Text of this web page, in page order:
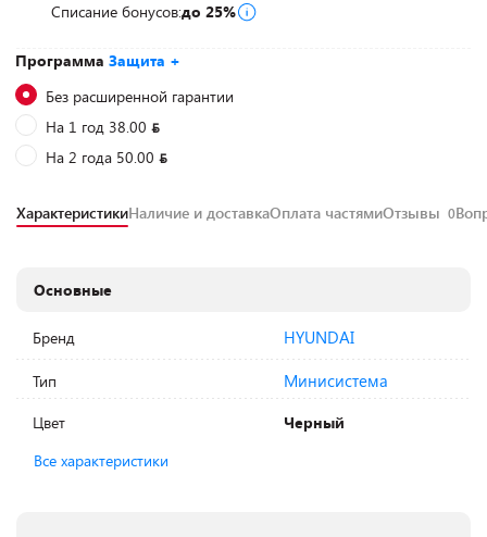
Программа Защита +
Без расширенной гарантии
На 1 год 38.00
На 2 года 50.00
Списание бонусов:до 25%
ХарактеристикиНаличие и доставкаОплата частямиОтзывы 0
Основные
Бренд HYUNDAI
Тип Минисистема
Цвет
Черный
Все характеристики